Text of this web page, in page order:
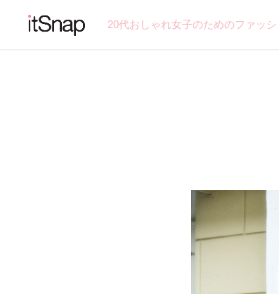
20代おしゃれ女子のためのファッ